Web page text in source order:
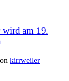
wird am 19.
kirrweiler